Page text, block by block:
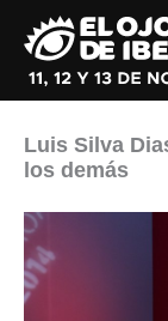
contenido
Luis Silva
los demás